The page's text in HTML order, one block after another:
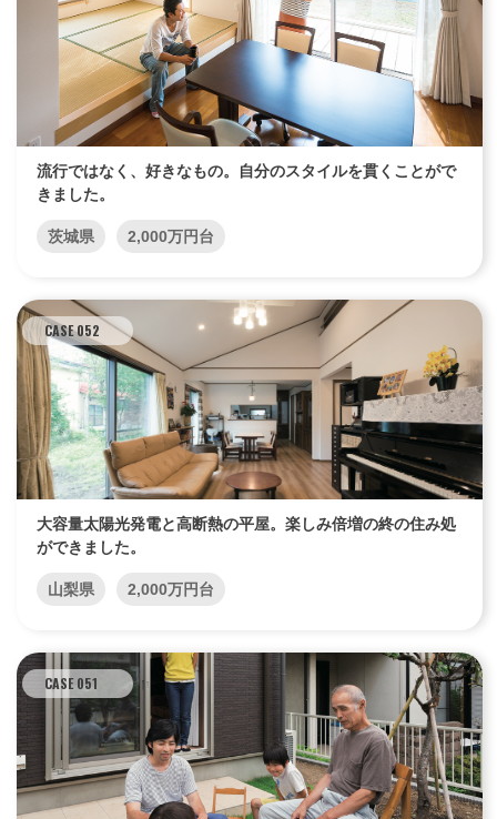
流行ではなく、好きなもの。自分のスタイルを貫くことがで
きました。
茨城県 2,000万円台
CASE 052
大容量太陽光発電と高断熱の平屋。楽しみ倍増の終の住み処
ができました。
山梨県 2,000万円台
CASE 051